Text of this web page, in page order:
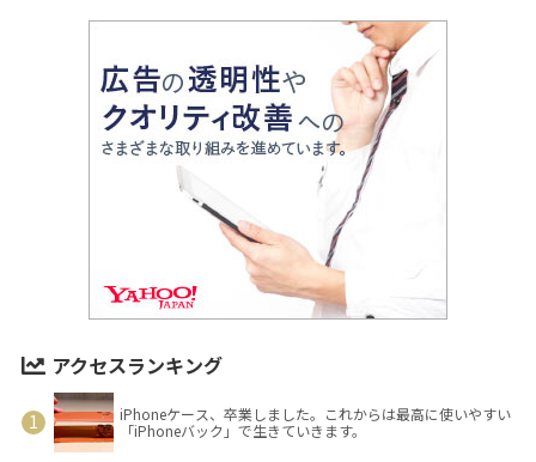
アクセスランキング
iPhoneケース、卒業しました。これからは最高に使いやすい
「iPhoneバック」で生きていきます。